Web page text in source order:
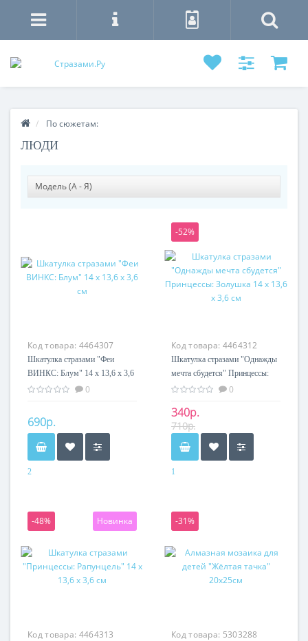
По сюжетам:
ЛЮДИ
Код товара: 4464307
Шкатулка стразами "Феи
ВИНКС: Блум" 14 х 13,6 х 3,6
см
0
690р.
2
-52%
Код товара: 4464312
Шкатулка стразами "Однажды
мечта сбудется" Принцессы:
Золушка 14 х 13,6 х 3,6 см
0
340р.
710р.
1
-48% Новинка
Код товара: 4464313
-31%
Код товара: 5303288